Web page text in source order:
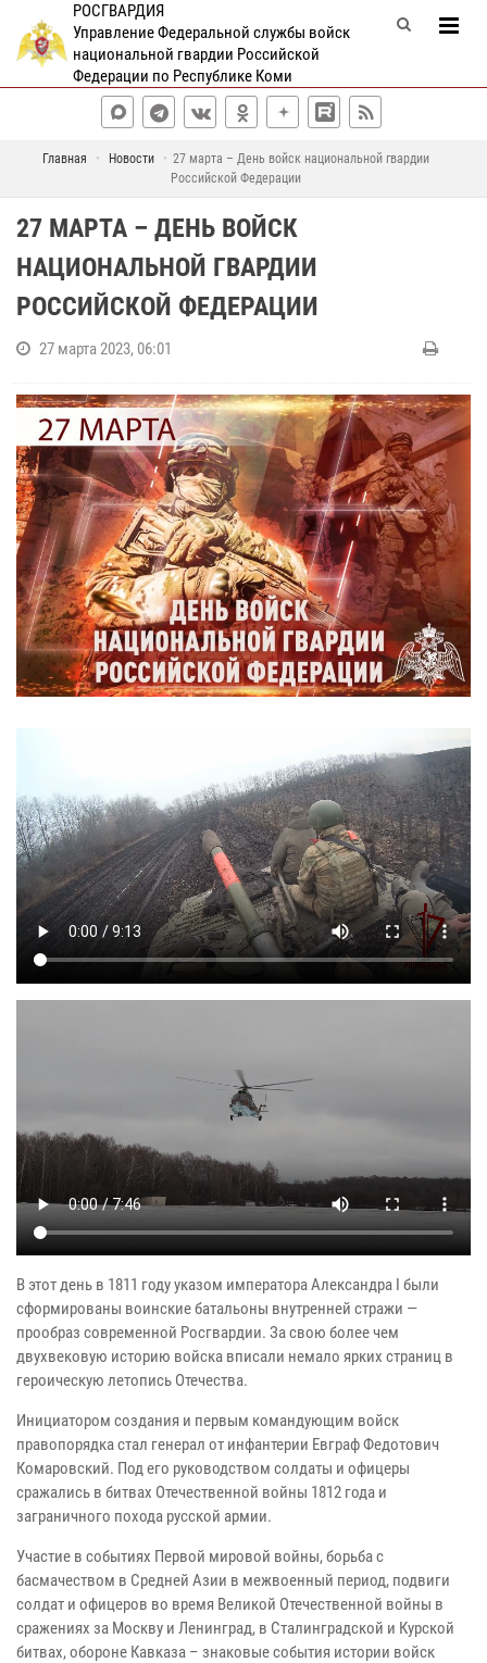
РОСГВАРДИЯ
Управление Федеральной службы войск
национальной гвардии Российской
Федерации по Республике Коми
Главная Новости
27 марта – День войск национальной гвардии
Российской Федерации
27 МАРТА – ДЕНЬ ВОЙСК
НАЦИОНАЛЬНОЙ ГВАРДИИ
РОССИЙСКОЙ ФЕДЕРАЦИИ
27 марта 2023, 06:01
В этот день в 1811 году указом императора Александра I были
сформированы воинские батальоны внутренней стражи —
прообраз современной Росгвардии. За свою более чем
двухвековую историю войска вписали немало ярких страниц в
героическую летопись Отечества.
Инициатором создания и первым командующим войск
правопорядка стал генерал от инфантерии Евграф Федотович
Комаровский. Под его руководством солдаты и офицеры
сражались в битвах Отечественной войны 1812 года и
заграничного похода русской армии.
Участие в событиях Первой мировой войны, борьба с
басмачеством в Средней Азии в межвоенный период, подвиги
солдат и офицеров во время Великой Отечественной войны в
сражениях за Москву и Ленинград, в Сталинградской и Курской
битвах, обороне Кавказа – знаковые события истории войск